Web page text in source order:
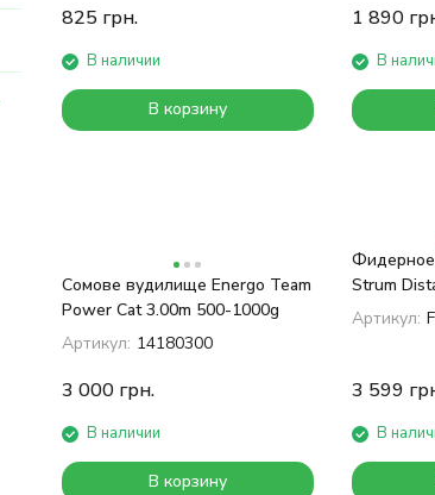
825 грн.
В наличии
В корзину
1 890
В
Сомове вудилище Energo Team
Power Cat 3.00m 500-1000g
Артикул: 14180300
3 000 грн.
В наличии
В корзину
Strum
Артикул:
3 599
В